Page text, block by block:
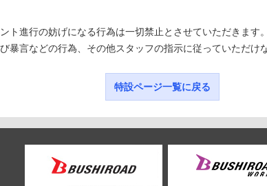
ト進行の妨げになる行為は一切禁止とさせていただきます。
暴言などの行為、その他スタッフの指示に従っていただけ
特設ページ一覧に戻る